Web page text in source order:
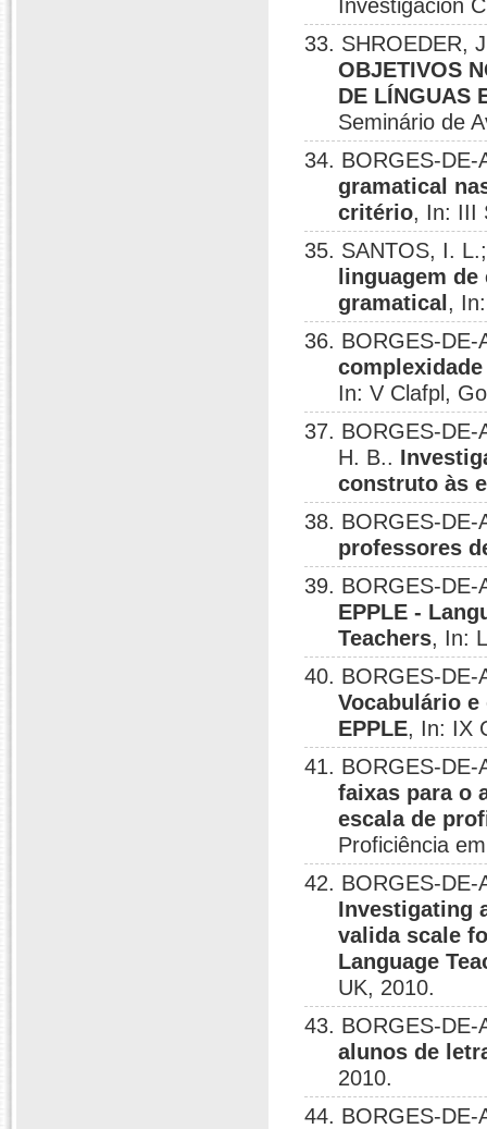
Investigación
33. SHROEDER,
OBJETIVOS
DE LÍNGUAS
Seminário de
34. BORGES-
gramatical
critério, In: III
35. SANTOS, I.
linguagem
gramatical ,
36. BORGES-
In: V Clafpl,
37. BORGES-DE-
H. B..
construto às
38. BORGES-
professores
39. BORGES-DE-
EPPLE -
Teachers, In:
40. BORGES-DE-
Vocabulário
EPPLE, In: IX
41. BORGES-
faixas para o
escala de
Proficiência
42. BORGES-DE-
Investigating
valida scale
Language
UK, 2010.
43. BORGES-
alunos de
2010.
44. BORGES-